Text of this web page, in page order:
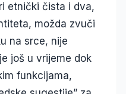
etnički čista i dva,
možda zvuči
na srce, nije
još u vrijeme dok
funkcijama,